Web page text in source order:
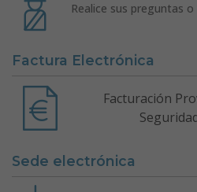
Realice sus preguntas
Factura Electrónica
Facturación
Sede electrónica